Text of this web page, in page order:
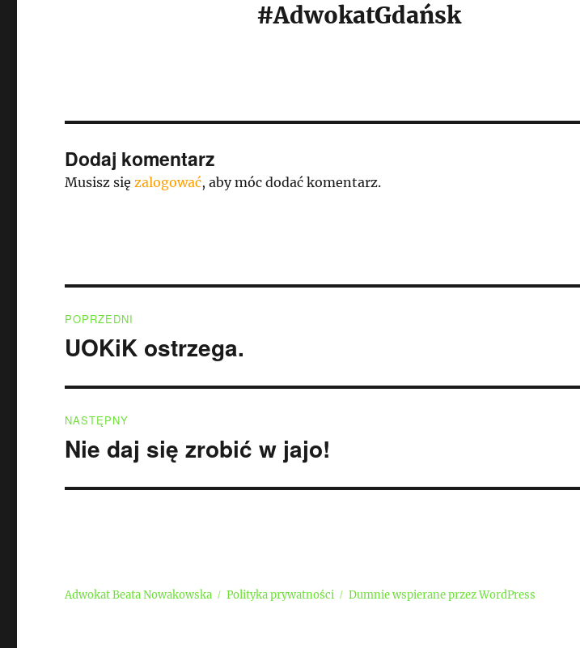
#AdwokatGdańsk
Dodaj komentarz
Musisz sięzalogować, aby móc dodać komentarz.
wpisu
POPRZEDNI
Poprzedni
UOKiK ostrzega.
NASTĘPNY
Następny
Nie daj się zrobić w jajo!
Adwokat Beata Nowakowska Polityka prywatności Dumnie wspierane przez WordPress